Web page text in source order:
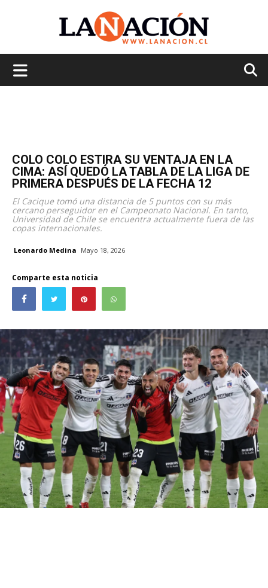
COLO COLO ESTIRA SU VENTAJA EN LA
CIMA: ASÍ QUEDÓ LA TABLA DE LA LIGA DE
PRIMERA DESPUÉS DE LA FECHA 12
El Cacique tomó una distancia de 5 puntos con su más
cercano perseguidor en el Campeonato Nacional. En tanto,
Universidad de Chile se encuentra actualmente fuera de las
copas internacionales.
Leonardo Medina Mayo 18, 2026
Comparte esta noticia